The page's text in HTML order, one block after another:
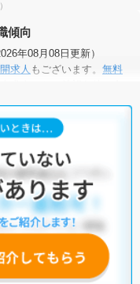
傾向
年08月08日更新）
求人 もございます。 無料
求人からご希望条件に合
が人気です。
社員(正職員)
こだわり条件」から検索
可能です。
、ご希望条件をヒアリン